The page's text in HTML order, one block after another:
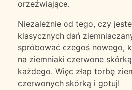
orzeźwiające.
Niezależnie od tego, czy
klasycznych dań
spróbować czegoś nowego,
na ziemniaki czerwone
każdego. Więc złap torbę
czerwonych skórką i gotuj!